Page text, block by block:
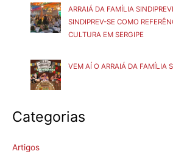
ARRAIÁ DA FAMÍLIA
SINDIPREV-SE COMO
CULTURA EM SERGIPE
VEM AÍ O ARRAIÁ DA FAMÍLIA
Categorias
Artigos